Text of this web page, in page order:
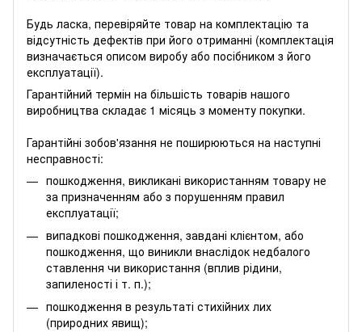
Будь ласка, перевіряйте товар на комплектацію та
відсутність дефектів при його отриманні (комплектація
визначається описом виробу або посібником з його
експлуатації).
Гарантійний термін на більшість товарів нашого
виробництва складає 1 місяць з моменту покупки.
Гарантійні зобов'язання не поширюються на наступні
несправності:
пошкодження, викликані використанням товару не
за призначенням або з порушенням правил
експлуатації;
випадкові пошкодження, завдані клієнтом, або
пошкодження, що виникли внаслідок недбалого
ставлення чи використання (вплив рідини,
запиленості і т. п.);
пошкодження в результаті стихійних лих
(природних явищ);